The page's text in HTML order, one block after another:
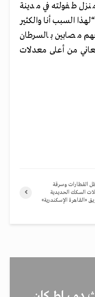
طفولته في مدينة
السبب أنا والكثير
مصابين بالسرطان
تعاني من أعلى معدلات
القطارات وسرقة
السكك الحديدية
«القاهرة الإسكندرية»